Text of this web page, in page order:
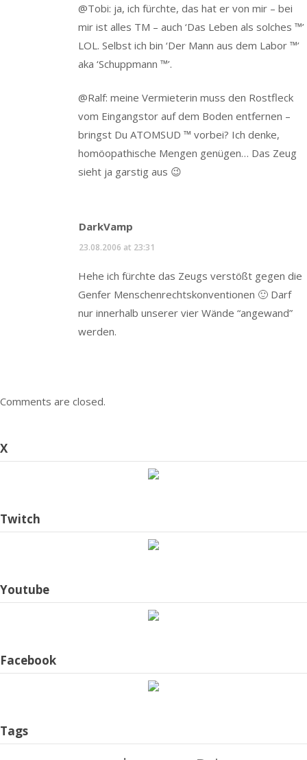
@Tobi: ja, ich fürchte, das hat er von mir – bei
mir ist alles TM – auch ‘Das Leben als solches ™’
LOL. Selbst ich bin ‘Der Mann aus dem Labor ™’
aka ‘Schuppmann ™’.
@Ralf: meine Vermieterin muss den Rostfleck
vom Eingangstor auf dem Boden entfernen –
bringst Du ATOMSUD ™ vorbei? Ich denke,
homöopathische Mengen genügen… Das Zeug
sieht ja garstig aus 😉
DarkVamp
23.08.2006 at 23:31
Hehe ich fürchte das Zeugs verstößt gegen die
Genfer Menschenrechtskonventionen 🙂 Darf
nur innerhalb unserer vier Wände “angewand”
werden.
Comments are closed.
X
Twitch
Youtube
Facebook
Tags